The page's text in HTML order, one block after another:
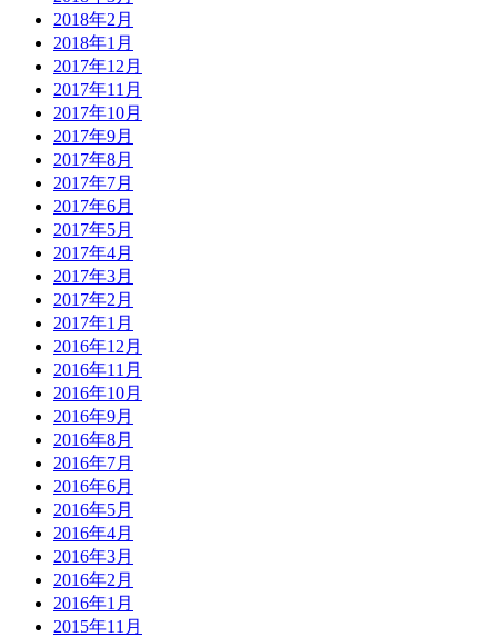
2018年2月
2018年1月
2017年12月
2017年11月
2017年10月
2017年9月
2017年8月
2017年7月
2017年6月
2017年5月
2017年4月
2017年3月
2017年2月
2017年1月
2016年12月
2016年11月
2016年10月
2016年9月
2016年8月
2016年7月
2016年6月
2016年5月
2016年4月
2016年3月
2016年2月
2016年1月
2015年11月